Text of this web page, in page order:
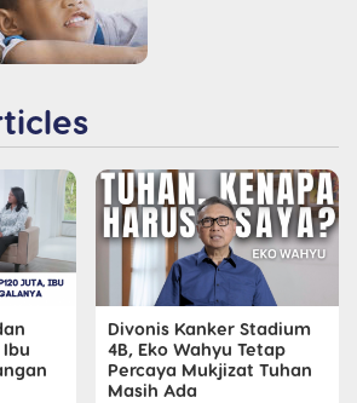
Divonis Kanker Stadium
4B, Eko Wahyu Tetap
Percaya Mukjizat Tuhan
Masih Ada